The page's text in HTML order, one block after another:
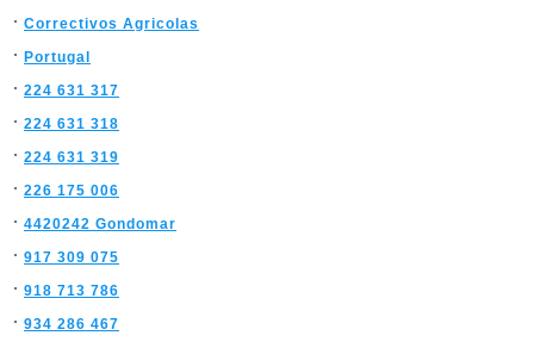
Correctivos Agricolas
Portugal
224 631 317
224 631 318
224 631 319
226 175 006
4420242 Gondomar
917 309 075
918 713 786
934 286 467